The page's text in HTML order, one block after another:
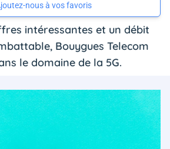
nous à vos favoris
intéressantes et un débit
Bouygues Telecom
le domaine de la 5G.